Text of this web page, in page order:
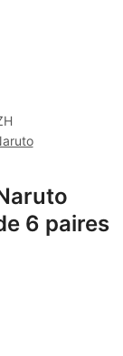
6 paires